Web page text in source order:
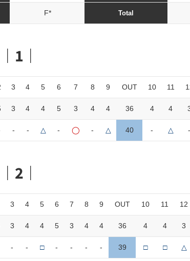
F* Total
1｜
3 4 5 6 7 8 9 OUT 10 11
3 4 4 5 3 4 4 36 4 4
- - △ - ◯ - △ 40 - △ -
2｜
3 4 5 6 7 8 9 OUT 10 11 12
3 4 4 5 3 4 4 36 4 4 3
- - □ - - - - 39 □ □ △